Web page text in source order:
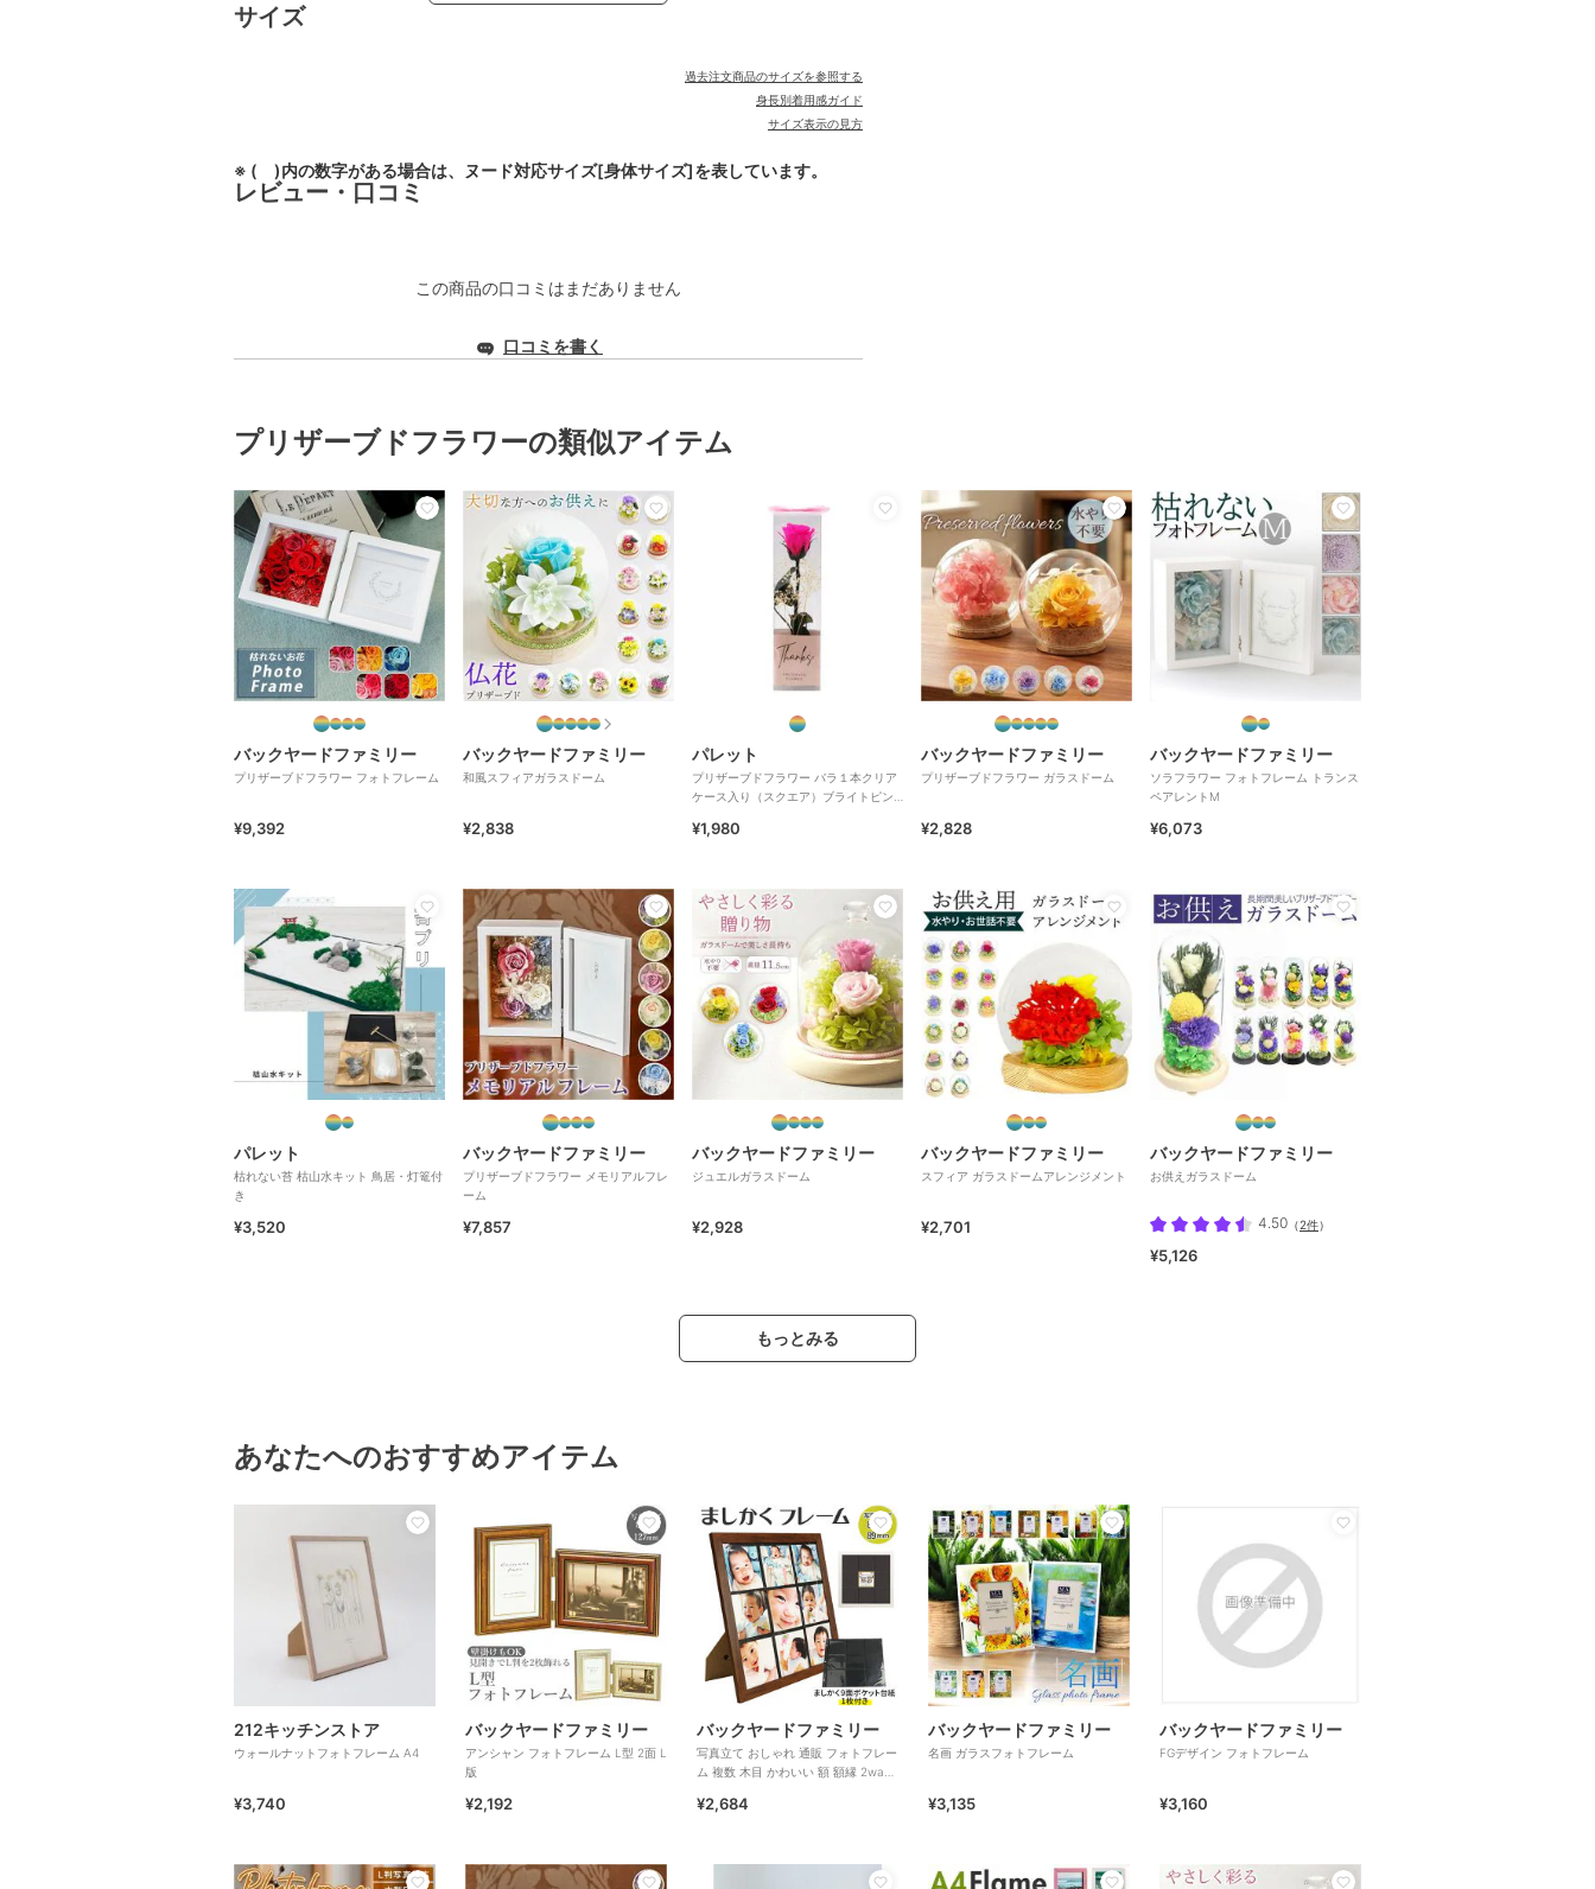
サイズ
過去注文商品のサイズを参照する
身長別着用感ガイド
サイズ表示の見方
※ ( )内の数字がある場合は、ヌード対応サイズ[身体サイズ]を表しています。
レビュー・口コミ
この商品の口コミはまだありません
口コミを書く
プリザーブドフラワーの類似アイテム
バックヤードファミリー
プリザーブドフラワー フォトフレーム
¥9,392
バックヤードファミリー
和風スフィアガラスドーム
¥2,838
パレット
プリザーブドフラワー バラ１本クリア
ケース入り（スクエア）ブライトピン
¥1,980
バックヤードファミリー
プリザーブドフラワー ガラスドーム
¥2,828
バックヤードファミリー
ソラフラワー フォトフレーム トランス
ペアレントM
¥6,073
パレット
枯れない苔 枯山水キット 鳥居・灯篭付
き
¥3,520
バックヤードファミリー
プリザーブドフラワー メモリアルフレ
ーム
¥7,857
バックヤードファミリー
ジュエルガラスドーム
¥2,928
バックヤードファミリー
スフィア ガラスドームアレンジメント
¥2,701
バックヤードファミリー
お供えガラスドーム
4.50 （2件）
¥5,126
もっとみる
あなたへのおすすめアイテム
212キッチンストア
ウォールナットフォトフレーム A4
¥3,740
バックヤードファミリー
アンシャン フォトフレーム L型 2面 L
版
¥2,192
バックヤードファミリー
写真立て おしゃれ 通販 フォトフレー
ム 複数 木目 かわいい 額 額縁 2way
¥2,684
バックヤードファミリー
名画 ガラスフォトフレーム
¥3,135
バックヤードファミリー
FGデザイン フォトフレーム
¥3,160